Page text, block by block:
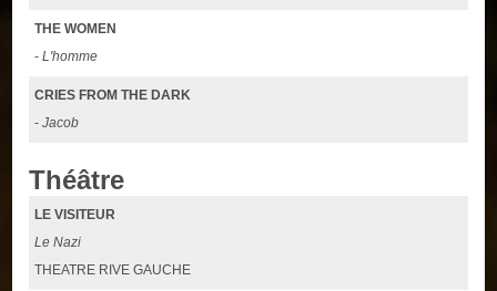
THE WOMEN
-L'homme
CRIES FROM THE DARK
-Jacob
Théâtre
LE VISITEUR
Le Nazi
THEATRE RIVE GAUCHE